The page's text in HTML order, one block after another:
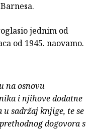
jednim od
od 1945. naovamo.
na osnovu
i njihove dodatne
sadržaj knjige, te se
dogovora s